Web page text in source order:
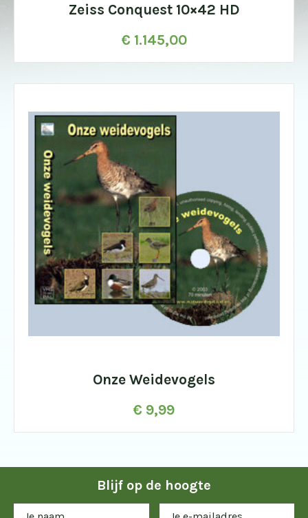
Zeiss Conquest 10×42 HD
€ 1.145,00
Onze Weidevogels
€ 9,99
Blijf op de hoogte